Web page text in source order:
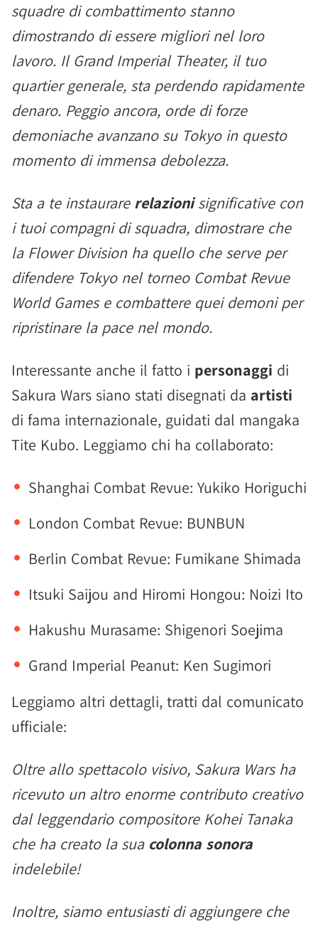
squadre di combattimento stanno
dimostrando di essere migliori nel loro
lavoro. Il Grand Imperial Theater, il tuo
quartier generale, sta perdendo rapidamente
denaro. Peggio ancora, orde di forze
demoniache avanzano su Tokyo in questo
momento di immensa debolezza.
Sta a te instaurare relazionisignificative con
i tuoi compagni di squadra, dimostrare che
la Flower Division ha quello che serve per
difendere Tokyo nel torneo Combat Revue
World Games e combattere quei demoni per
ripristinare la pace nel mondo.
Interessante anche il fatto i personaggi di
Sakura Wars siano stati disegnati da artisti
di fama internazionale, guidati dal mangaka
Tite Kubo. Leggiamo chi ha collaborato:
Shanghai Combat Revue: Yukiko Horiguchi
London Combat Revue: BUNBUN
Berlin Combat Revue: Fumikane Shimada
Itsuki Saijou and Hiromi Hongou: Noizi Ito
Hakushu Murasame: Shigenori Soejima
Grand Imperial Peanut: Ken Sugimori
Leggiamo altri dettagli, tratti dal comunicato
ufficiale:
Oltre allo spettacolo visivo, Sakura Wars ha
ricevuto un altro enorme contributo creativo
dal leggendario compositore Kohei Tanaka
che ha creato la sua colonna sonora
indelebile!
Inoltre, siamo entusiasti di aggiungere che